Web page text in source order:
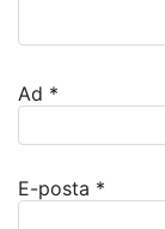
Ad *
E-posta *